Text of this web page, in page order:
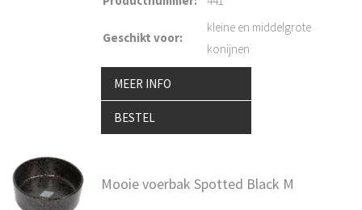
Geschikt voor:
kleine en middelgrote
konijnen
MEER INFO
BESTEL
Mooie voerbak Spotted Black M